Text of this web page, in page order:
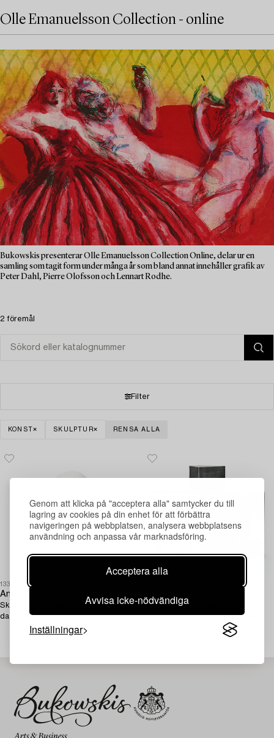
Genom att klicka på "acceptera alla" samtycker du till
lagring av cookies på din enhet för att förbättra
navigeringen på webbplatsen, analysera webbplatsens
användning och anpassa vår marknadsföring.
Acceptera alla
Avvisa icke-nödvändiga
Inställningar
Olle Emanuelsson Collection - online
Bukowskis presenterar Olle Emanuelsson Collection Online, delar ur en
samling som tagit form under många år som bland annat innehåller grafik av
Peter Dahl, Pierre Olofsson och Lennart Rodhe.
2 föremål
Filter
KONST SKULPTUR RENSA ALLA
1338319
Anna Mizak
Skulptur, marmor, signerad och
daterad -85.
Skulptur, patinerad aluminium,
signerad MS och daterad -88.